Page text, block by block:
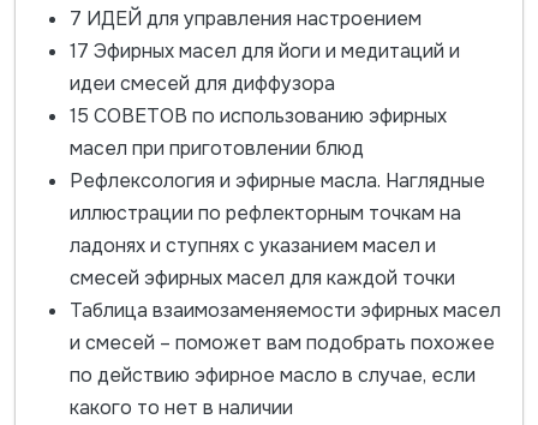
7 ИДЕЙ для управления настроением
17 Эфирных масел для йоги и медитаций и
идеи смесей для диффузора
15 СОВЕТОВ по использованию эфирных
масел при приготовлении блюд
Рефлексология и эфирные масла. Наглядные
иллюстрации по рефлекторным точкам на
ладонях и ступнях с указанием масел и
смесей эфирных масел для каждой точки
Таблица взаимозаменяемости эфирных масел
и смесей – поможет вам подобрать похожее
по действию эфирное масло в случае, если
какого то нет в наличии